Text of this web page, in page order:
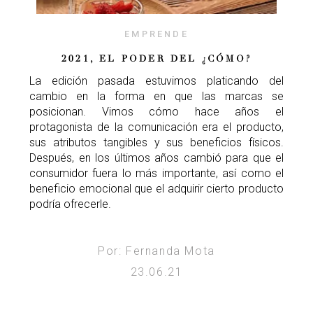
EMPRENDE
2021, EL PODER DEL ¿CÓMO?
La edición pasada estuvimos platicando del
cambio en la forma en que las marcas se
posicionan. Vimos cómo hace años el
protagonista de la comunicación era el producto,
sus atributos tangibles y sus beneficios físicos.
Después, en los últimos años cambió para que el
consumidor fuera lo más importante, así como el
beneficio emocional que el adquirir cierto producto
podría ofrecerle.
Por: Fernanda Mota
23.06.21